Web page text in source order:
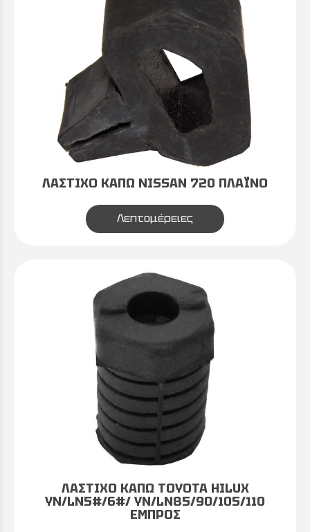
ΛΑΣΤΙΧΟ ΚΑΠΩ NISSAN 720 ΠΛΑΪΝΟ
Λεπτομέρειες
ΛΑΣΤΙΧΟ ΚΑΠΩ TOYOTA HILUX
YN/LN5#/6#/ YN/LN85/90/105/110
ΕΜΠΡΟΣ